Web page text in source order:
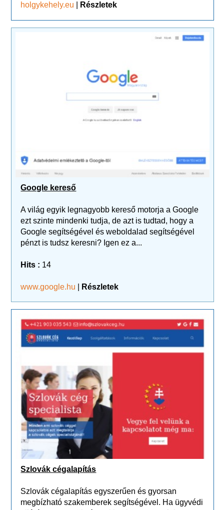
holgykehely.eu Részletek
Google kereső
A világ egyik legnagyobb kereső motorja a Google
ezt szinte mindenki tudja, de azt is tudtad, hogy a
Google segítségével és weboldalad segítségével
pénzt is tudsz keresni? Igen ez a...
Hits : 14
www.google.hu Részletek
Szlovák cégalapítás
Szlovák cégalapítás egyszerűen és gyorsan
megbízható szakemberek segítségével. Ha ügyvédi